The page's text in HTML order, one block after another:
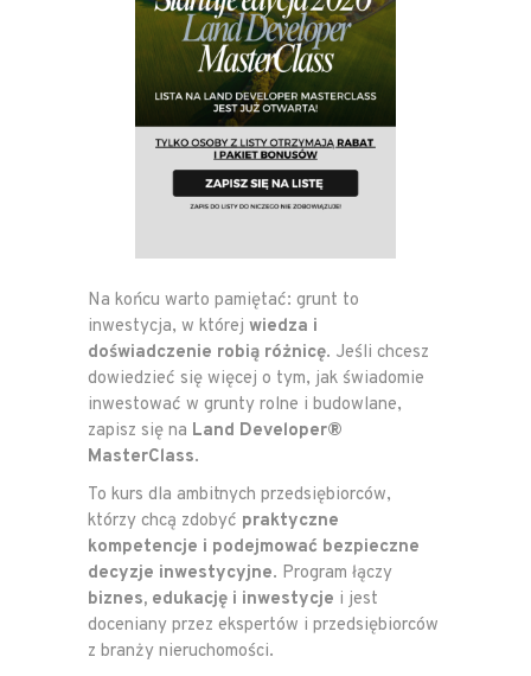
Na końcu warto pamiętać: grunt to
inwestycja, w której wiedza i
doświadczenie robią różnicę. Jeśli chcesz
dowiedzieć się więcej o tym, jak świadomie
inwestować w grunty rolne i budowlane,
zapisz się na Land Developer®
MasterClass.
To kurs dla ambitnych przedsiębiorców,
którzy chcą zdobyć praktyczne
kompetencje i podejmować bezpieczne
decyzje inwestycyjne. Program łączy
biznes, edukację i inwestycje i jest
doceniany przez ekspertów i przedsiębiorców
z branży nieruchomości.